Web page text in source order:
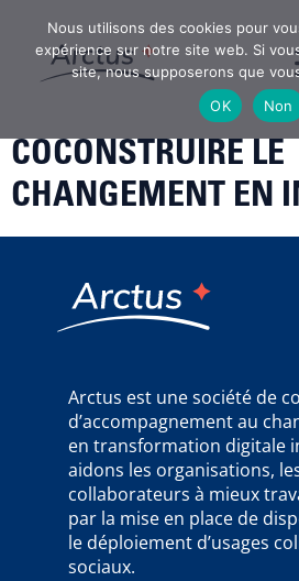
COCONSTRUIRE LE
CHANGEMENT EN
Arctus est une société de
d’accompagnement au
en transformation digitale
aidons les organisations,
collaborateurs à mieux
par la mise en place de
le déploiement d’usages
sociaux.
Nous utilisons des cookies pour
expérience sur notre site web. Si
site, nous supposerons que
OK
Non